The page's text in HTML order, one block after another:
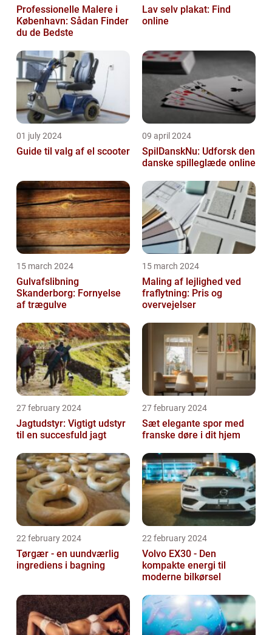
Professionelle Malere i
København: Sådan Finder
du de Bedste
Lav selv plakat: Find
online
01 july 2024
Guide til valg af el scooter
09 april 2024
SpilDanskNu: Udforsk den
danske spilleglæde online
15 march 2024
Gulvafslibning
Skanderborg: Fornyelse
af trægulve
15 march 2024
Maling af lejlighed ved
fraflytning: Pris og
overvejelser
27 february 2024
Jagtudstyr: Vigtigt udstyr
til en succesfuld jagt
27 february 2024
Sæt elegante spor med
franske døre i dit hjem
22 february 2024
Tørgær - en uundværlig
ingrediens i bagning
22 february 2024
Volvo EX30 - Den
kompakte energi til
moderne bilkørsel